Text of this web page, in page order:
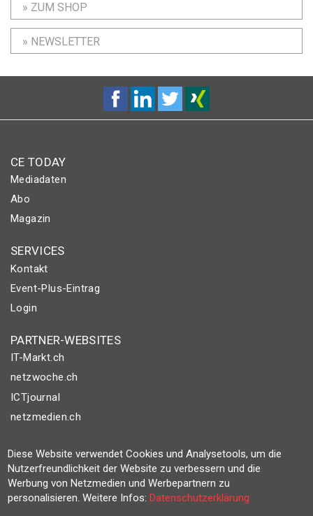
» ZUM SHOP
» NEWSLETTER
CE TODAY
Mediadaten
Abo
Magazin
SERVICES
Kontakt
Event-Plus-Eintrag
Login
PARTNER-WEBSITES
IT-Markt.ch
netzwoche.ch
ICTjournal
netzmedien.ch
© NETZMEDIEN AG 2026
Impressum
AGB
Diese Website verwendet Cookies und Analysetools, um die
Nutzerfreundlichkeit der Website zu verbessern und die
Werbung von Netzmedien und Werbepartnern zu
personalisieren. Weitere Infos:Datenschutzerklärung